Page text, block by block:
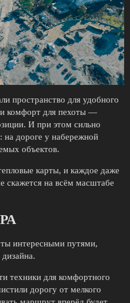
пространство для удобного
комфорт для пехоты —
И при этом сильно
на дороге у набережной
объектов.
карты, и каждое даже
скажется на всём масштабе
интересными путями,
техники для комфортного
дорогу от мелкого